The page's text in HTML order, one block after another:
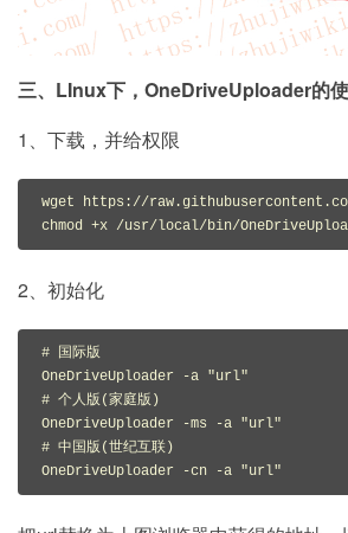
三、LInux下，OneDriveUploader的
1、下载，并给权限
wget https://
chmod +x /usr/local/bin/
2、初始化
# 国际版
OneDriveUploader -a "url"
# 个人版(家庭版)
OneDriveUploader -ms -a "url"
# 中国版(世纪互联)
OneDriveUploader -cn -a "url"